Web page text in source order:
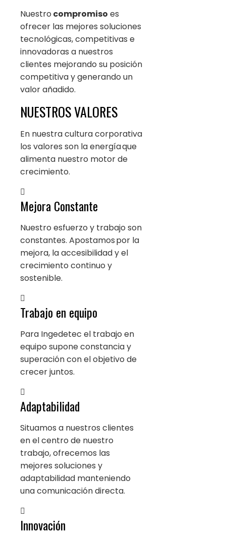
Nuestro compromiso es
ofrecer las mejores soluciones
tecnológicas, competitivas e
innovadoras a nuestros
clientes mejorando su posición
competitiva y generando un
valor añadido.
NUESTROS VALORES
En nuestra cultura corporativa
los valores son la energía que
alimenta nuestro motor de
crecimiento.
Mejora Constante
Nuestro esfuerzo y trabajo son
constantes. Apostamos por la
mejora, la accesibilidad y el
crecimiento continuo y
sostenible.
Trabajo en equipo
Para Ingedetec el trabajo en
equipo supone constancia y
superación con el objetivo de
crecer juntos.
Adaptabilidad
Situamos a nuestros clientes
en el centro de nuestro
trabajo, ofrecemos las
mejores soluciones y
adaptabilidad manteniendo
una comunicación directa.
Innovación